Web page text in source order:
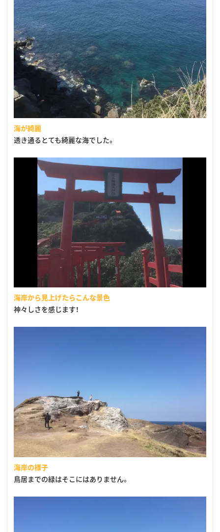
海が綺麗
透き通るとても綺麗な海でした。
海岸から見上げたらこんな景色
神々しさを感じます！
海岸の様子
鳥居までの緑はそこにはありません。